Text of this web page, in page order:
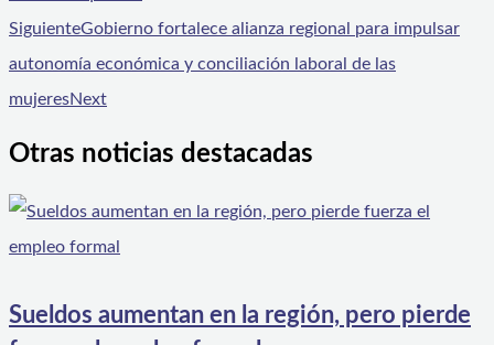
SiguienteGobierno fortalece alianza regional para impulsar
autonomía económica y conciliación laboral de las
mujeresNext
Otras noticias destacadas
Sueldos aumentan en la región, pero pierde